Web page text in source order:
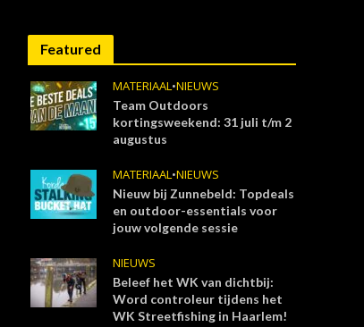
Featured
MATERIAAL•NIEUWS
Team Outdoors
kortingsweekend: 31 juli t/m 2
augustus
MATERIAAL•NIEUWS
Nieuw bij Zunnebeld: Topdeals
en outdoor-essentials voor
jouw volgende sessie
NIEUWS
Beleef het WK van dichtbij:
Word controleur tijdens het
WK Streetfishing in Haarlem!